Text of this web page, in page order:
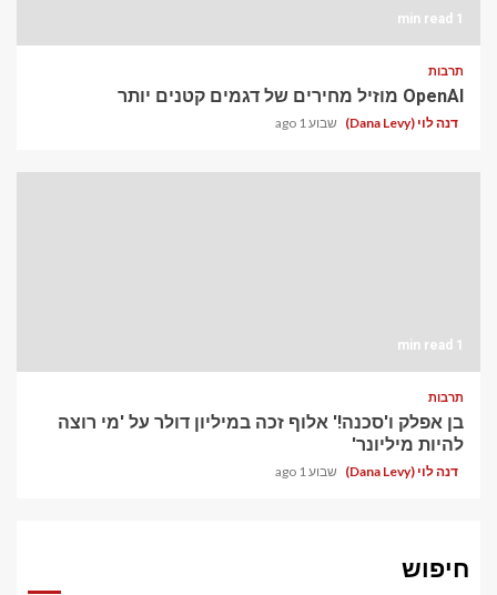
1 min read
תרבות
OpenAI מוזיל מחירים של דגמים קטנים יותר
דנה לוי (Dana Levy) שבוע 1 ago
1 min read
תרבות
בן אפלק ו'סכנה!' אלוף זכה במיליון דולר על 'מי רוצה
להיות מיליונר'
דנה לוי (Dana Levy) שבוע 1 ago
חיפוש